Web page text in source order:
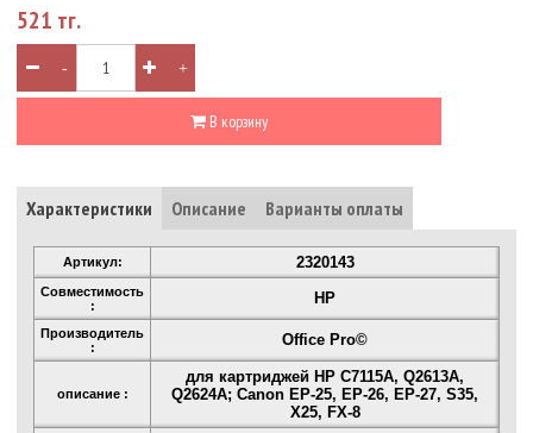
521 тг.
- +
В корзину
Характеристики Описание Варианты оплаты
Артикул: 2320143
Совместимость
:
HP
Производитель
:
Office Pro©
описание :
для картриджей HP C7115A, Q2613A,
Q2624A; Canon EP-25, EP-26, EP-27, S35,
X25, FX-8